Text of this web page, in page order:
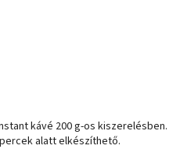
kávé 200 g-os kiszerelésben.
alatt elkészíthető.